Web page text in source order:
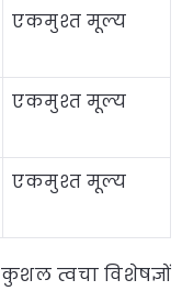
एकमुश्त मूल्य
एकमुश्त मूल्य
एकमुश्त मूल्य
त्वचा विशेषज्ञों